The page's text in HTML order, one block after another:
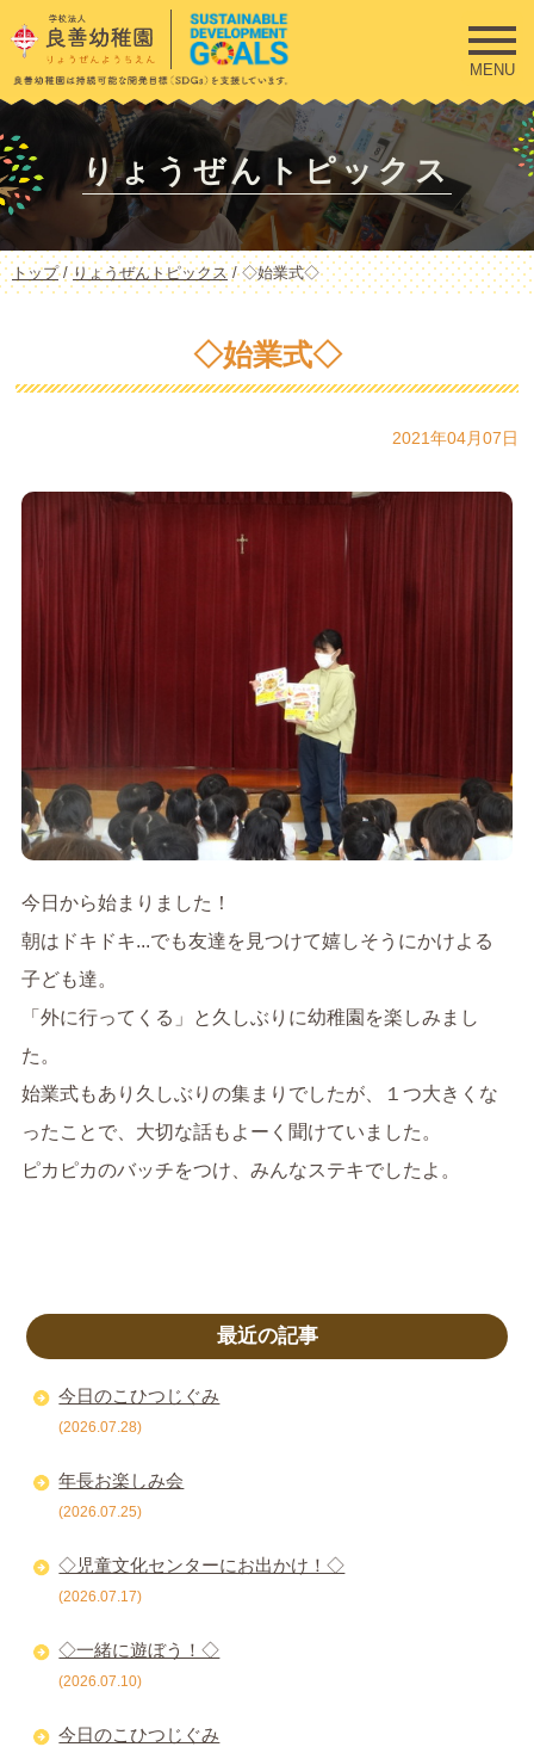
このページの本文へ
MENU
りょうぜんトピックス
現
在
トップ/りょうぜんトピックス /◇始業式◇
◇始業式◇
2021年04月07日
今日から始まりました！
朝はドキドキ...でも友達を見つけて嬉しそうにかけよる
子ども達。
「外に行ってくる」と久しぶりに幼稚園を楽しみまし
た。
始業式もあり久しぶりの集まりでしたが、１つ大きくな
ったことで、大切な話もよーく聞けていました。
ピカピカのバッチをつけ、みんなステキでしたよ。
最近の記事
今日のこひつじぐみ
(2026.07.28)
年長お楽しみ会
(2026.07.25)
◇児童文化センターにお出かけ！◇
(2026.07.17)
◇一緒に遊ぼう！◇
(2026.07.10)
今日のこひつじぐみ